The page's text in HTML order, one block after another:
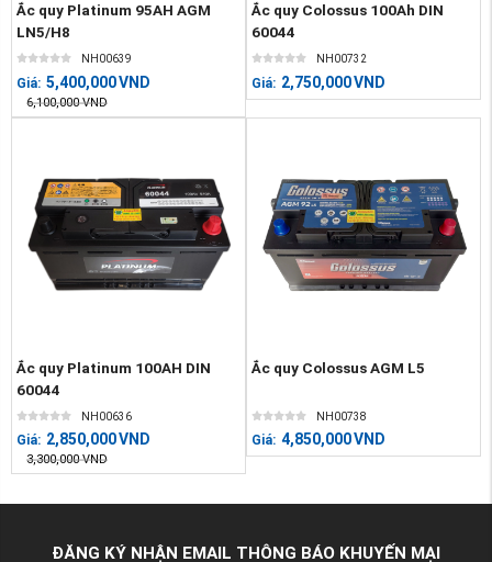
Ắc quy Platinum 95AH AGM
LN5/H8
NH00639
Giá: 5,400,000VND
6,100,000 VND
Ắc quy Colossus 100Ah DIN
60044
NH00732
Giá: 2,750,000VND
Ắc quy Platinum 100AH DIN
60044
NH00636
Giá: 2,850,000VND
3,300,000 VND
Ắc quy Colossus AGM L5
NH00738
Giá: 4,850,000VND
ĐĂNG KÝ NHẬN EMAIL THÔNG BÁO KHUYẾN MẠI